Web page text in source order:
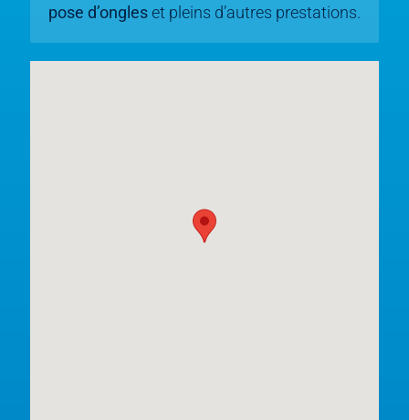
pose d’ongles et pleins d’autres prestations.